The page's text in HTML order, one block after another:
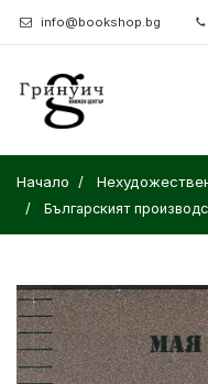
info@bookshop.bg
Начало
Българският